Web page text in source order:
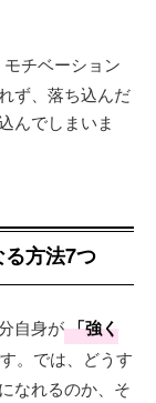
チベーション
ず、落ち込んだ
んでしまいま
方法7つ
自身が「強く
。では、どうす
なれるのか、そ